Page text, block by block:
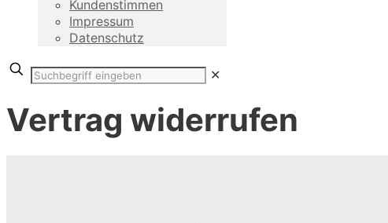
Kundenstimmen
Impressum
Datenschutz
✕
Vertrag widerrufen